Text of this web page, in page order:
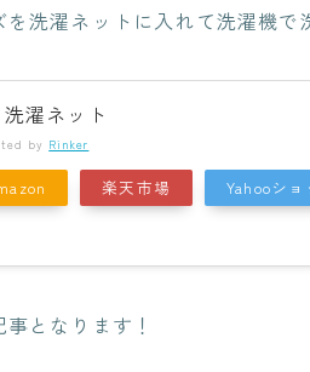
洗濯ネットに入れて洗濯機で
濯ネット
by Rinker
楽天市場 Yahooシ
となります！